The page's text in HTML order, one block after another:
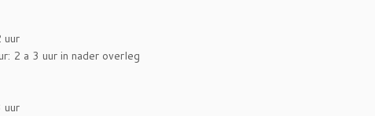
uur
2 a 3 uur in nader overleg
uur